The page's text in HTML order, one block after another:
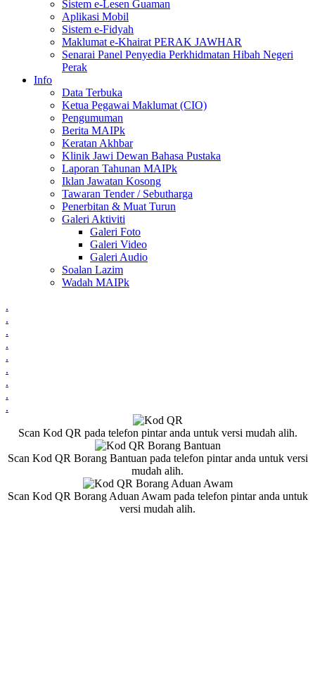
Sistem e-Lesen Guaman
Aplikasi Mobil
Sistem e-Fidyah
Maklumat e-Khairat PERAK JAWHAR
Senarai Panel Penyedia Perkhidmatan Hibah Negeri
Perak
Info
Data Terbuka
Ketua Pegawai Maklumat (CIO)
Pengumuman
Berita MAIPk
Keratan Akhbar
Klinik Jawi Dewan Bahasa Pustaka
Laporan Tahunan MAIPk
Iklan Jawatan Kosong
Tawaran Tender / Sebutharga
Penerbitan & Muat Turun
Galeri Aktiviti
Galeri Foto
Galeri Video
Galeri Audio
Soalan Lazim
Wadah MAIPk
.
.
.
.
.
.
.
.
.
Scan Kod QR pada telefon pintar anda untuk versi mudah alih.
Scan Kod QR Borang Bantuan pada telefon pintar anda untuk versi
mudah alih.
Scan Kod QR Borang Aduan Awam pada telefon pintar anda untuk
versi mudah alih.